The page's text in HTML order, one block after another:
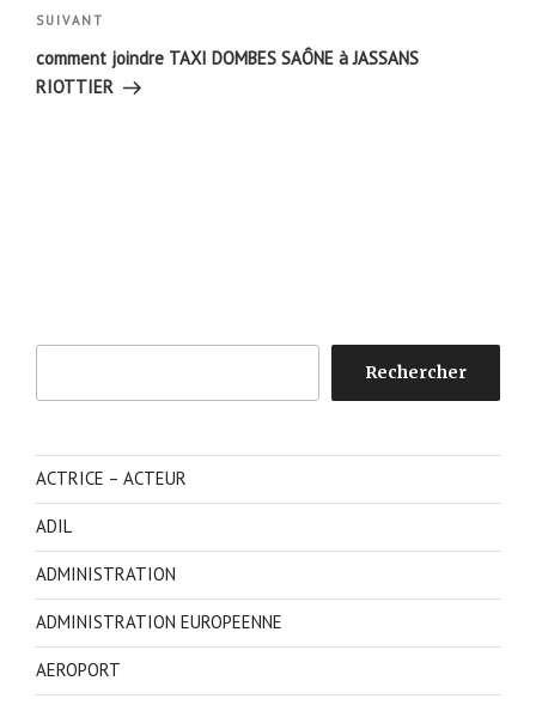
Article
suivant
SUIVANT
comment joindre TAXI DOMBES SAÔNE à JASSANS
RIOTTIER
Rechercher
ACTRICE – ACTEUR
ADIL
ADMINISTRATION
ADMINISTRATION EUROPEENNE
AEROPORT